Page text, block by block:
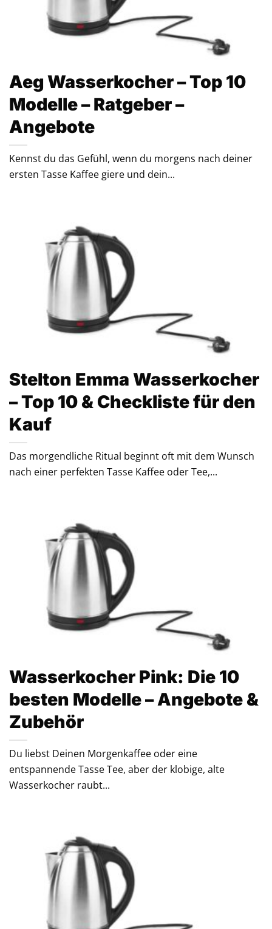
Aeg Wasserkocher – Top 10
Modelle – Ratgeber –
Angebote
Kennst du das Gefühl, wenn du morgens nach deiner
ersten Tasse Kaffee giere und dein...
Stelton Emma Wasserkocher
– Top 10 & Checkliste für den
Kauf
Das morgendliche Ritual beginnt oft mit dem Wunsch
nach einer perfekten Tasse Kaffee oder Tee,...
Wasserkocher Pink: Die 10
besten Modelle – Angebote &
Zubehör
Du liebst Deinen Morgenkaffee oder eine
entspannende Tasse Tee, aber der klobige, alte
Wasserkocher raubt...